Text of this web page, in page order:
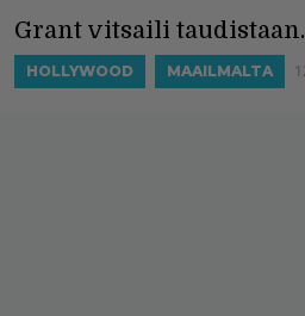
Grant vitsaili taudistaan.
HOLLYWOOD MAAILMALTA